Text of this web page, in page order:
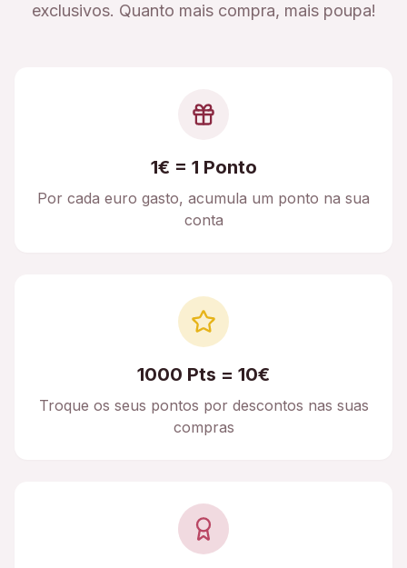
exclusivos. Quanto mais compra, mais poupa!
1€ = 1 Ponto
Por cada euro gasto, acumula um ponto na sua
conta
1000 Pts = 10€
Troque os seus pontos por descontos nas suas
compras